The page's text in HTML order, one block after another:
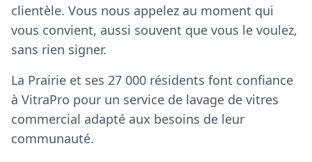
clientèle. Vous nous appelez au moment qui
vous convient, aussi souvent que vous le voulez,
sans rien signer.
La Prairie et ses 27 000 résidents font confiance
à VitraPro pour un service de lavage de vitres
commercial adapté aux besoins de leur
communauté.